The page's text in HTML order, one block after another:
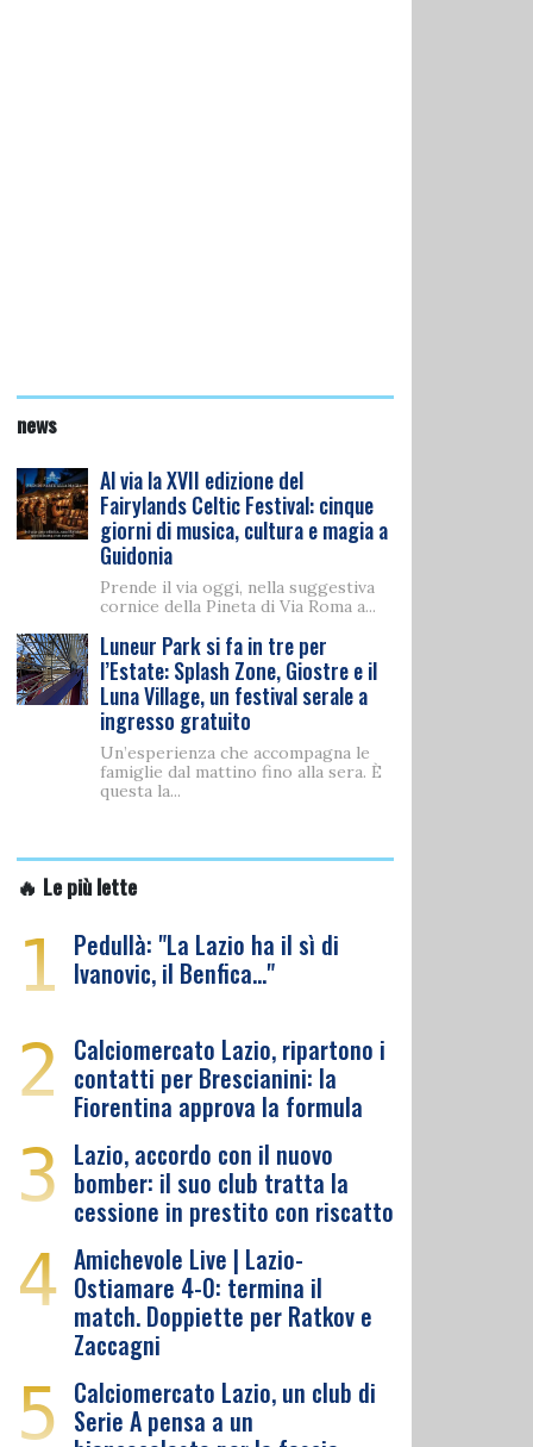
news
Al via la XVII edizione del
Fairylands Celtic Festival: cinque
giorni di musica, cultura e magia a
Guidonia
Prende il via oggi, nella suggestiva
cornice della Pineta di Via Roma a...
Luneur Park si fa in tre per
l’Estate: Splash Zone, Giostre e il
Luna Village, un festival serale a
ingresso gratuito
Un’esperienza che accompagna le
famiglie dal mattino fino alla sera. È
questa la...
🔥 Le più lette
1 Pedullà: "La Lazio ha il sì di
Ivanovic, il Benfica…"
2 Calciomercato Lazio, ripartono i
contatti per Brescianini: la
Fiorentina approva la formula
3 Lazio, accordo con il nuovo
bomber: il suo club tratta la
cessione in prestito con riscatto
4 Amichevole Live | Lazio-
Ostiamare 4-0: termina il
match. Doppiette per Ratkov e
Zaccagni
5 Calciomercato Lazio, un club di
Serie A pensa a un